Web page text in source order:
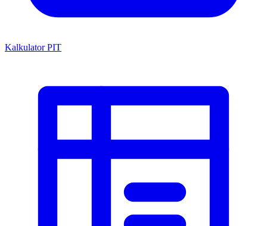
Kalkulator PIT